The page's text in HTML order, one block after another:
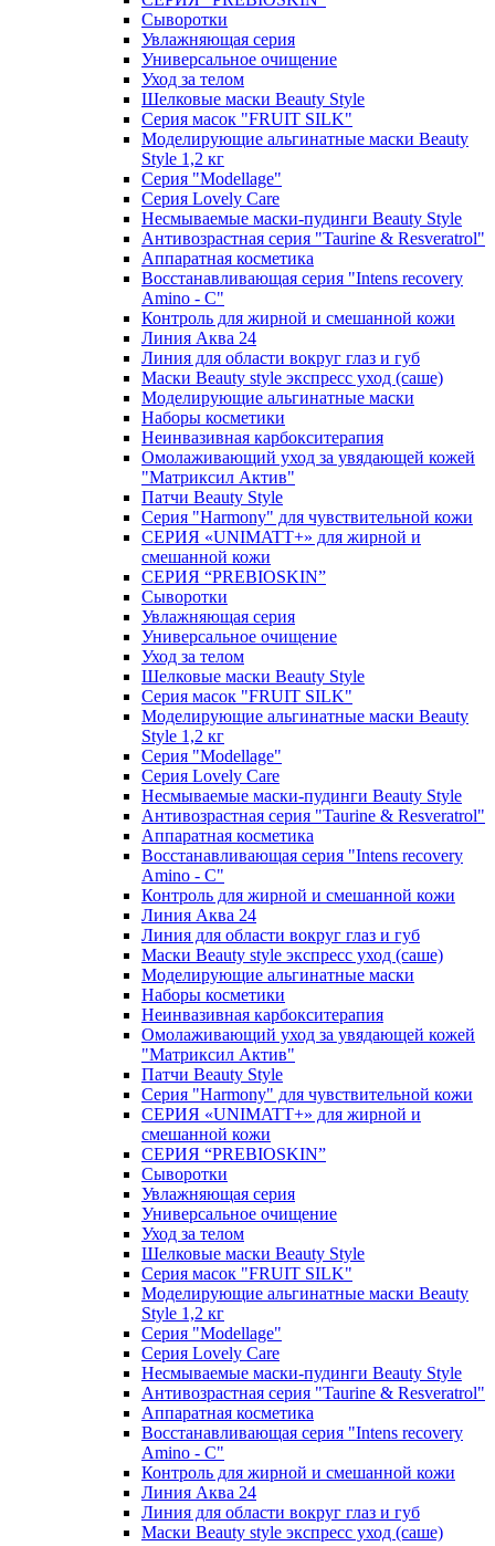
Сыворотки
Увлажняющая серия
Универсальное очищение
Уход за телом
Шелковые маски Beauty Style
Серия масок "FRUIT SILK"
Моделирующие альгинатные маски Beauty
Style 1,2 кг
Серия "Modellage"
Cерия Lovely Care
Несмываемые маски-пудинги Beauty Style
Антивозрастная серия "Taurine & Resveratrol"
Аппаратная косметика
Восстанавливающая серия "Intens recovery
Amino - C"
Контроль для жирной и смешанной кожи
Линия Аква 24
Линия для области вокруг глаз и губ
Маски Beauty style экспресс уход (саше)
Моделирующие альгинатные маски
Наборы косметики
Неинвазивная карбокситерапия
Омолаживающий уход за увядающей кожей
"Матриксил Актив"
Патчи Beauty Style
Серия "Harmony" для чувствительной кожи
СЕРИЯ «UNIMATT+» для жирной и
смешанной кожи
СЕРИЯ “PREBIOSKIN”
Сыворотки
Увлажняющая серия
Универсальное очищение
Уход за телом
Шелковые маски Beauty Style
Серия масок "FRUIT SILK"
Моделирующие альгинатные маски Beauty
Style 1,2 кг
Серия "Modellage"
Cерия Lovely Care
Несмываемые маски-пудинги Beauty Style
Антивозрастная серия "Taurine & Resveratrol"
Аппаратная косметика
Восстанавливающая серия "Intens recovery
Amino - C"
Контроль для жирной и смешанной кожи
Линия Аква 24
Линия для области вокруг глаз и губ
Маски Beauty style экспресс уход (саше)
Моделирующие альгинатные маски
Наборы косметики
Неинвазивная карбокситерапия
Омолаживающий уход за увядающей кожей
"Матриксил Актив"
Патчи Beauty Style
Серия "Harmony" для чувствительной кожи
СЕРИЯ «UNIMATT+» для жирной и
смешанной кожи
СЕРИЯ “PREBIOSKIN”
Сыворотки
Увлажняющая серия
Универсальное очищение
Уход за телом
Шелковые маски Beauty Style
Серия масок "FRUIT SILK"
Моделирующие альгинатные маски Beauty
Style 1,2 кг
Серия "Modellage"
Cерия Lovely Care
Несмываемые маски-пудинги Beauty Style
Антивозрастная серия "Taurine & Resveratrol"
Аппаратная косметика
Восстанавливающая серия "Intens recovery
Amino - C"
Контроль для жирной и смешанной кожи
Линия Аква 24
Линия для области вокруг глаз и губ
Маски Beauty style экспресс уход (саше)